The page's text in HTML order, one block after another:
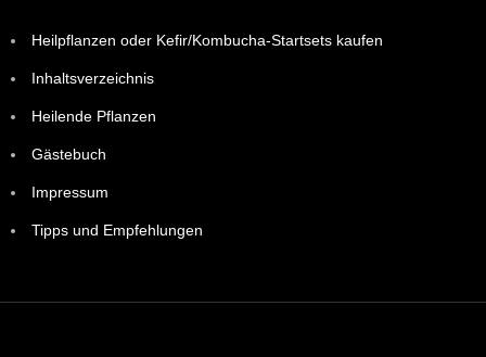
Heilpflanzen oder Kefir/Kombucha-Startsets kaufen
Inhaltsverzeichnis
Heilende Pflanzen
Gästebuch
Impressum
Tipps und Empfehlungen